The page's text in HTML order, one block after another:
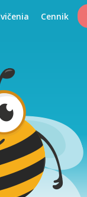
Cennik